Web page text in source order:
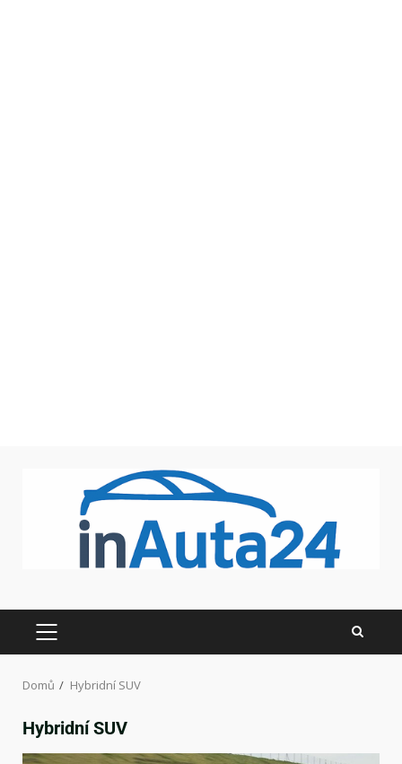
Domů Hybridní SUV
Hybridní SUV